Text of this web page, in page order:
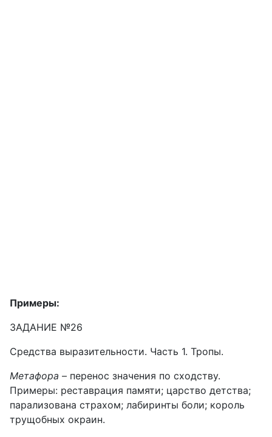
Примеры:
ЗАДАНИЕ №26
Средства выразительности. Часть 1. Тропы.
Метафора – перенос значения по сходству.
Примеры: реставрация памяти; царство детства;
парализована страхом; лабиринты боли; король
трущобных окраин.